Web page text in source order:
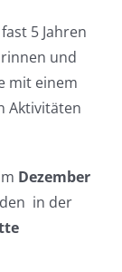
5 Jahren
und
mit einem
Aktivitäten
Dezember
in der